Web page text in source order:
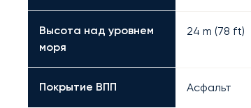
Высота над уровнем
моря
24 m (78 ft)
Покрытие ВПП Асфальт